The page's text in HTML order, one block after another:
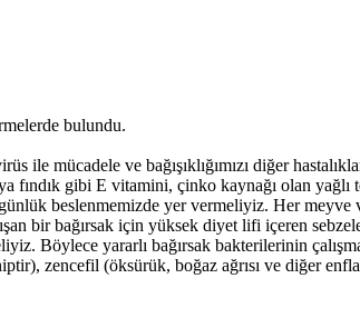
bulundu.
mücadele ve bağışıklığımızı diğer
gibi E vitamini, çinko kaynağı olan yağlı
beslenmemizde yer vermeliyiz. Her meyve
bir bağırsak için yüksek diyet lifi içeren
Böylece yararlı bağırsak bakterilerinin
zencefil (öksürük, boğaz ağrısı ve diğer